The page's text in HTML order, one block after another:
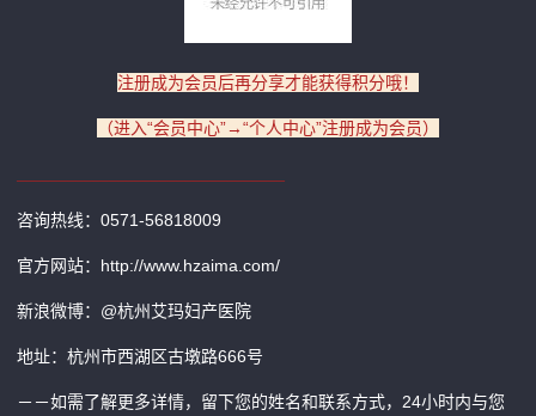
注册成为会员后再分享才能获得积分哦！
（进入“会员中心”→“个人中心”注册成为会员）
咨询热线：0571-56818009
官方网站：http://www.hzaima.com/
新浪微博：@杭州艾玛妇产医院
地址：杭州市西湖区古墩路666号
－－如需了解更多详情，留下您的姓名和联系方式，24小时内与您